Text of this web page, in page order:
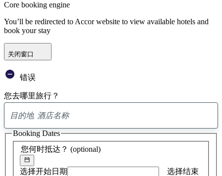
Core booking engine
You’ll be redirected to Accor website to view available hotels and
book your stay
关闭窗口
错误
您去哪里旅行？
找
到
您何时抵达？ (optional)
选择开始日期
选择结束
Booking Dates